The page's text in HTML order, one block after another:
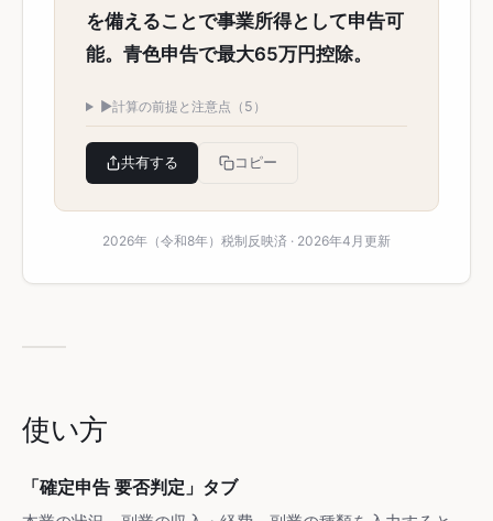
を備えることで事業所得として申告可
能。青色申告で最大65万円控除。
▶計算の前提と注意点（5）
共有する コピー
2026年（令和8年）税制反映済 · 2026年4月更新
使い方
「確定申告 要否判定」タブ